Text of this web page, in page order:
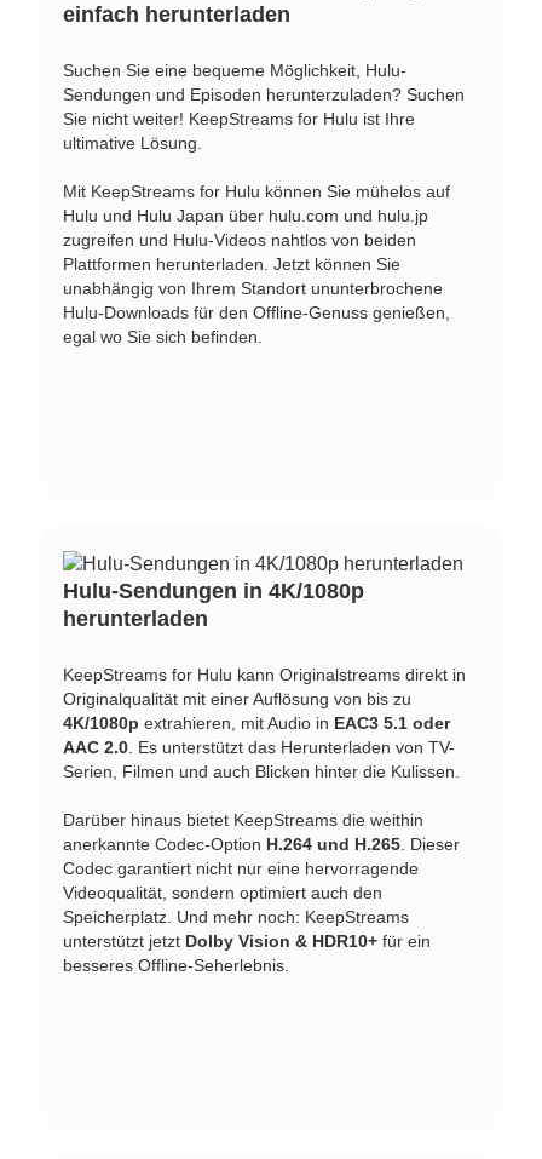
einfach herunterladen
Suchen Sie eine bequeme Möglichkeit, Hulu-
Sendungen und Episoden herunterzuladen? Suchen
Sie nicht weiter! KeepStreams for Hulu ist Ihre
ultimative Lösung.
Mit KeepStreams for Hulu können Sie mühelos auf
Hulu und Hulu Japan über hulu.com und hulu.jp
zugreifen und Hulu-Videos nahtlos von beiden
Plattformen herunterladen. Jetzt können Sie
unabhängig von Ihrem Standort ununterbrochene
Hulu-Downloads für den Offline-Genuss genießen,
egal wo Sie sich befinden.
Hulu-Sendungen in 4K/1080p
herunterladen
KeepStreams for Hulu kann Originalstreams direkt in
Originalqualität mit einer Auflösung von bis zu
4K/1080p extrahieren, mit Audio in EAC3 5.1 oder
AAC 2.0 . Es unterstützt das Herunterladen von TV-
Serien, Filmen und auch Blicken hinter die Kulissen.
Darüber hinaus bietet KeepStreams die weithin
anerkannte Codec-Option H.264 und H.265 . Dieser
Codec garantiert nicht nur eine hervorragende
Videoqualität, sondern optimiert auch den
Speicherplatz. Und mehr noch: KeepStreams
unterstützt jetzt Dolby Vision & HDR10+ für ein
besseres Offline-Seherlebnis.